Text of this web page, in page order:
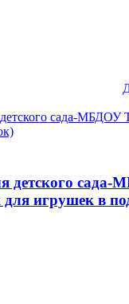
детского
игрушек в